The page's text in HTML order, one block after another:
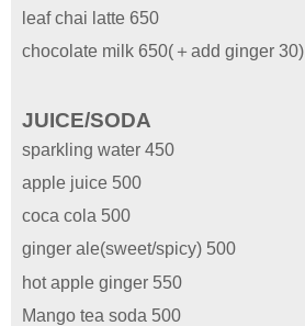
leaf chai latte 650
chocolate milk 650(＋add ginger 30)
JUICE/SODA
sparkling water 450
apple juice 500
coca cola 500
ginger ale(sweet/spicy) 500
hot apple ginger 550
Mango tea soda 500